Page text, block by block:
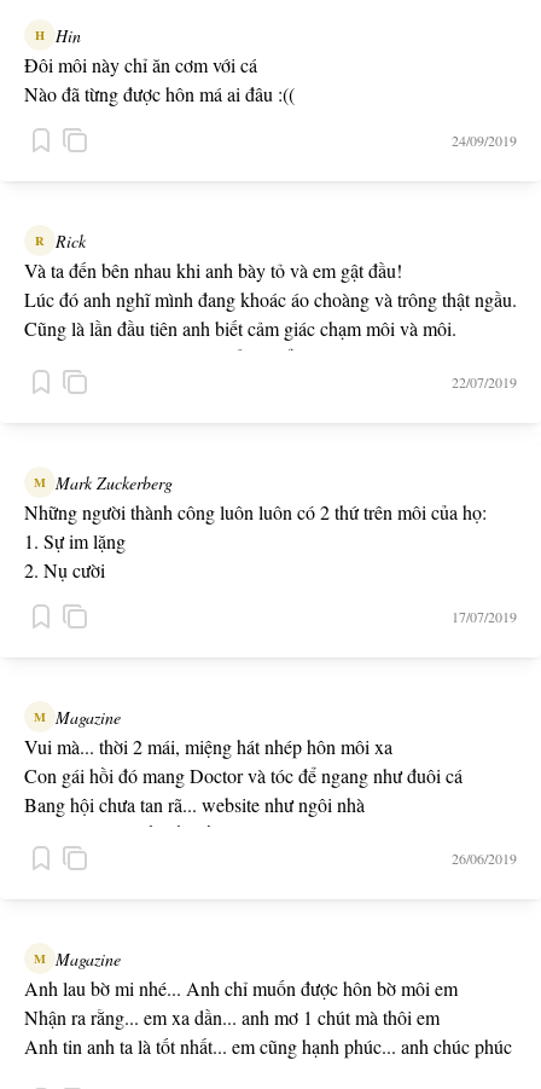
H Hin
Đôi môi này chỉ ăn cơm với cá
Nào đã từng được hôn má ai đâu :((
24/09/2019
R Rick
Và ta đến bên nhau khi anh bày tỏ và em gật đầu!
Lúc đó anh nghĩ mình đang khoác áo choàng và trông thật ngầu.
Cũng là lần đầu tiên anh biết cảm giác chạm môi và môi.
Damn! Anh hôn tệ thật! Chắc 5 điểm mà thôi!
...
-- 1001 LÝ DO --
22/07/2019
M Mark Zuckerberg
Những người thành công luôn luôn có 2 thứ trên môi của họ:
1. Sự im lặng
2. Nụ cười
17/07/2019
M Magazine
Vui mà... thời 2 mái, miệng hát nhép hôn môi xa
Con gái hồi đó mang Doctor và tóc để ngang như đuôi cá
Bang hội chưa tan rã... website như ngôi nhà
Con gái chưa biết đến đồ giả... miệng ngại ngùng nói "Thôi ba"
-- HỒI ĐÓ -- ft. T.R.I
26/06/2019
M Magazine
Anh lau bờ mi nhé... Anh chỉ muốn được hôn bờ môi em
Nhận ra rằng... em xa dần... anh mơ 1 chút mà thôi em
Anh tin anh ta là tốt nhất... em cũng hạnh phúc... anh chúc phúc